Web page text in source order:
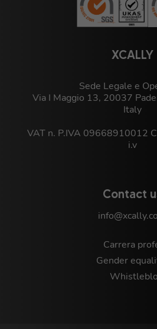
XCALLY
Sede Legale e
Via I Maggio 13, 20037
Italy
VAT n. P.IVA 09668910012
i.v
Contact
Carrera
Gender